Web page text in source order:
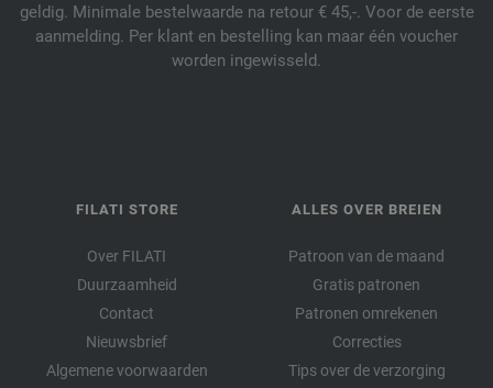
geldig. Minimale bestelwaarde na retour € 45,-. Voor de eerste
aanmelding. Per klant en bestelling kan maar één voucher
worden ingewisseld.
FILATI STORE
Over FILATI
Duurzaamheid
Contact
Nieuwsbrief
Algemene voorwaarden
ALLES OVER BREIEN
Patroon van de maand
Gratis patronen
Patronen omrekenen
Correcties
Tips over de verzorging